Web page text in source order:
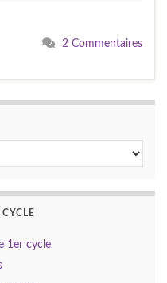
2 Commentaires
1er cycle